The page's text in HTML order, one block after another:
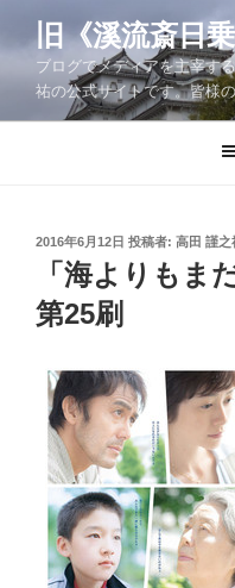
ツ
旧《溪流斎日
ブログでメディアを主宰す
祐の公式サイトです。
投
2016年6月12日 投稿者: 高田 謹之
「海よりも
第25刷